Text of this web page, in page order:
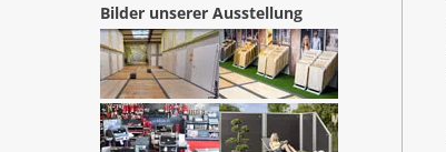
Bilder unserer Ausstellung